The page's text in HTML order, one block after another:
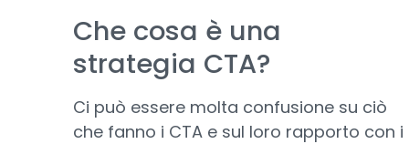
Che cosa è una
strategia CTA?
Ci può essere molta confusione su ciò
che fanno i CTA e sul loro rapporto con i